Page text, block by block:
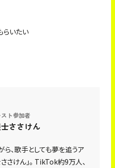
らいたい
ト参加者
ささけん
、歌手としても夢を追うア
さけん」。 TikTok約9万人、